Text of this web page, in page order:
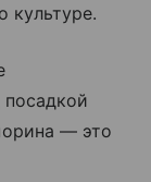
культуре.
посадкой
— это